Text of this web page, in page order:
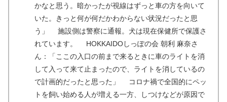
かなと思う。暗かったが視線はずっと車の方を向いて
いた。きっと何が何だかわからない状況だったと思
う」 施設側は警察に通報。犬は現在保健所で保護さ
れています。 HOKKAIDOしっぽの会 朝利 麻奈さ
ん：「ここの入口の前まで来るときに車のライトを消
して入って来て止まったので、ライトを消しているの
で計画的だったと思った」
コロナ禍で全国的にペッ
トを飼い始める人が増える一方、しつけなどが原因で